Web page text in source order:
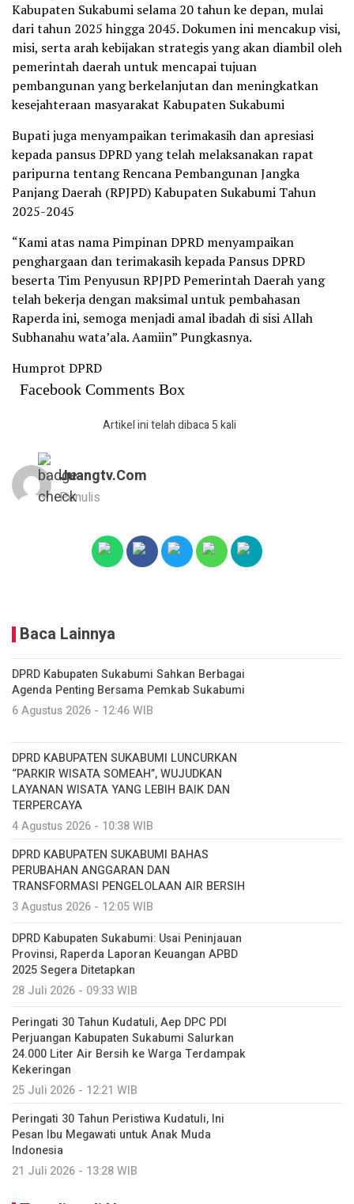
Kabupaten Sukabumi selama 20 tahun ke depan, mulai
dari tahun 2025 hingga 2045. Dokumen ini mencakup visi,
misi, serta arah kebijakan strategis yang akan diambil oleh
pemerintah daerah untuk mencapai tujuan
pembangunan yang berkelanjutan dan meningkatkan
kesejahteraan masyarakat Kabupaten Sukabumi
Bupati juga menyampaikan terimakasih dan apresiasi
kepada pansus DPRD yang telah melaksanakan rapat
paripurna tentang Rencana Pembangunan Jangka
Panjang Daerah (RPJPD) Kabupaten Sukabumi Tahun
2025-2045
“Kami atas nama Pimpinan DPRD menyampaikan
penghargaan dan terimakasih kepada Pansus DPRD
beserta Tim Penyusun RPJPD Pemerintah Daerah yang
telah bekerja dengan maksimal untuk pembahasan
Raperda ini, semoga menjadi amal ibadah di sisi Allah
Subhanahu wata’ala. Aamiin” Pungkasnya.
Humprot DPRD
Facebook Comments Box
Artikel ini telah dibaca 5 kali
Juangtv.com
Penulis
Baca Lainnya
DPRD Kabupaten Sukabumi Sahkan Berbagai
Agenda Penting Bersama Pemkab Sukabumi
6 Agustus 2026 - 12:46 WIB
DPRD KABUPATEN SUKABUMI LUNCURKAN
“PARKIR WISATA SOMEAH”, WUJUDKAN
LAYANAN WISATA YANG LEBIH BAIK DAN
TERPERCAYA
4 Agustus 2026 - 10:38 WIB
DPRD KABUPATEN SUKABUMI BAHAS
PERUBAHAN ANGGARAN DAN
TRANSFORMASI PENGELOLAAN AIR BERSIH
3 Agustus 2026 - 12:05 WIB
DPRD Kabupaten Sukabumi: Usai Peninjauan
Provinsi, Raperda Laporan Keuangan APBD
2025 Segera Ditetapkan
28 Juli 2026 - 09:33 WIB
Peringati 30 Tahun Kudatuli, Aep DPC PDI
Perjuangan Kabupaten Sukabumi Salurkan
24.000 Liter Air Bersih ke Warga Terdampak
Kekeringan
25 Juli 2026 - 12:21 WIB
Peringati 30 Tahun Peristiwa Kudatuli, Ini
Pesan Ibu Megawati untuk Anak Muda
Indonesia
21 Juli 2026 - 13:28 WIB